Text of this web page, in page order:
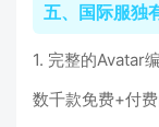
五、国际服独
1. 完整的Avatar
数千款免费+付